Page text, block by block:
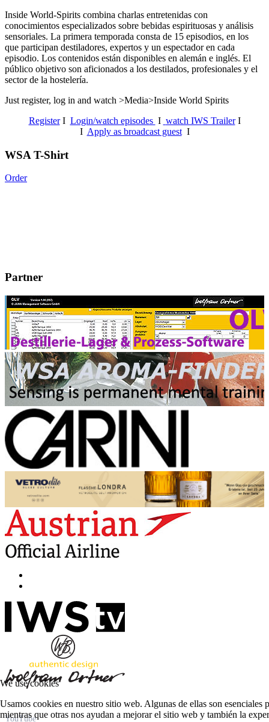
Inside World-Spirits combina charlas entretenidas con
conocimientos especializados sobre bebidas espirituosas y análisis
sensoriales. La primera temporada consta de 15 episodios, en los
que participan destiladores, expertos y un espectador en cada
episodio. Los contenidos están disponibles en alemán e inglés. El
público objetivo son aficionados a los destilados, profesionales y el
sector de la hostelería.
Just register, log in and watch >Media>Inside World Spirits
RegisterI Login/watch episodes I watch IWS TrailerI
I Apply as broadcast guestI
WSA T-Shirt
Order
Partner
YouTube
We use cookies
Usamos cookies en nuestro sitio web. Algunas de ellas son esenciales
mientras que otras nos ayudan a mejorar el sitio web y también la